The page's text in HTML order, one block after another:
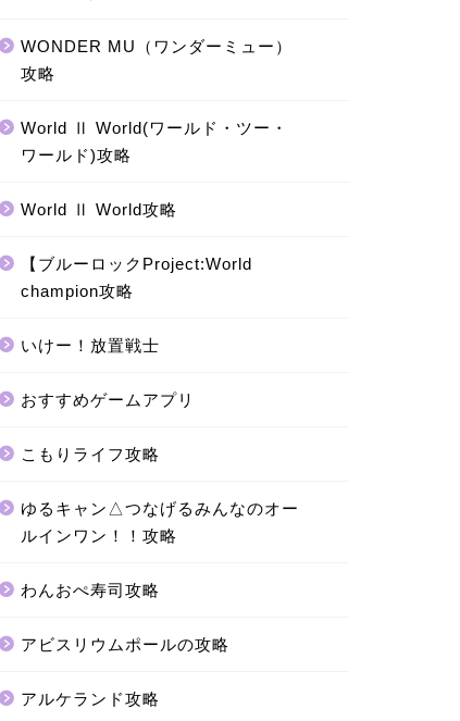
WONDER MU（ワンダーミュー）
攻略
World Ⅱ World(ワールド・ツー・
ワールド)攻略
World Ⅱ World攻略
【ブルーロックProject:World
champion攻略
いけー！放置戦士
おすすめゲームアプリ
こもりライフ攻略
ゆるキャン△つなげるみんなのオー
ルインワン！！攻略
わんおぺ寿司攻略
アビスリウムポールの攻略
アルケランド攻略